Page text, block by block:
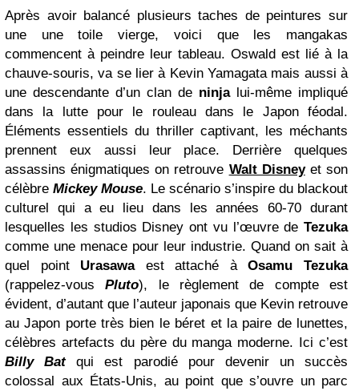
Après avoir balancé plusieurs taches de peintures sur
une une toile vierge, voici que les mangakas
commencent à peindre leur tableau. Oswald est lié à la
chauve-souris, va se lier à Kevin Yamagata mais aussi à
une descendante d’un clan de ninjalui-même impliqué
dans la lutte pour le rouleau dans le Japon féodal.
Éléments essentiels du thriller captivant, les méchants
prennent eux aussi leur place. Derrière quelques
assassins énigmatiques on retrouve Walt Disney et son
célèbre Mickey Mouse. Le scénario s’inspire du blackout
culturel qui a eu lieu dans les années 60-70 durant
lesquelles les studios Disney ont vu l’œuvre de Tezuka
comme une menace pour leur industrie. Quand on sait à
quel point Urasawaest attaché àOsamu Tezuka
(rappelez-vousPluto), le règlement de compte est
évident, d’autant que l’auteur japonais que Kevin retrouve
au Japon porte très bien le béret et la paire de lunettes,
célèbres artefacts du père du manga moderne. Ici c’est
Billy Batqui est parodié pour devenir un succès
colossal aux États-Unis, au point que s’ouvre un parc